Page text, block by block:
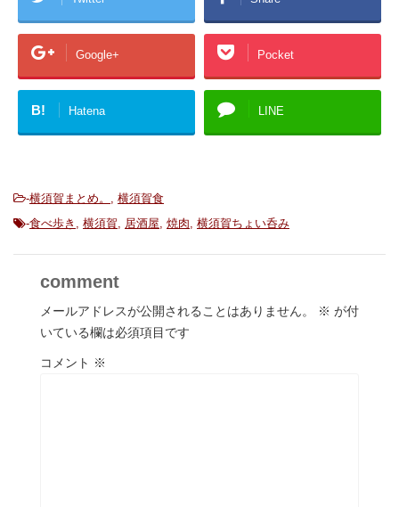
Google+ Pocket
B! Hatena LINE
-横須賀まとめ。
横須賀食
-食べ歩き 横須賀 居酒屋 焼肉 横須賀ちょい呑み
comment
メールアドレスが公開されることはありません。 ※ が付
いている欄は必須項目です
コメント ※